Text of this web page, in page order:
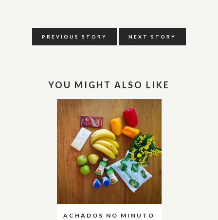
PREVIOUS STORY NEXT STORY
YOU MIGHT ALSO LIKE
ACHADOS NO MINUTO